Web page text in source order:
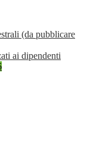
(da pubblicare
ai dipendenti